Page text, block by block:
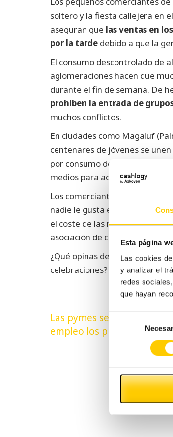
Esta página
Las cookies
y analizar el
redes
que hayan
de
consentimiento
soltero y la fiesta callejera en
aseguran que las ventas en
por la tarde debido a que la
El consumo descontrolado de
aglomeraciones hacen que
durante el fin de semana. De
prohiben la entrada de
muchos conflictos.
En ciudades como Magaluf
centenares de jóvenes se
por consumo de alcohol y
medios para acotar el problema.
Los comerciantes se quejan de
nadie le gusta encontrar su
el coste de las máquinas de
asociación de comerciantes.
¿Qué opinas de este tema?
celebraciones?
Navegación
de
Las pymes serán el motor
empleo los próximos 2